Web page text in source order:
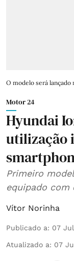
O modelo será
Motor 24
Hyundai
utilização
Primeiro
equipado com
Vítor Norinha
Publicado a: 07
Atualizado a: 07